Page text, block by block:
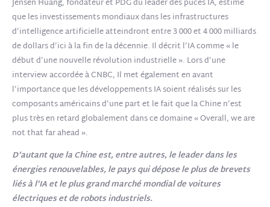
Jensen Huang, fondateur et PDG du leader des puces IA, estime
que les investissements mondiaux dans les infrastructures
d’intelligence artificielle atteindront entre 3 000 et 4 000 milliards
de dollars d’ici à la fin de la décennie. Il décrit l’IA comme « le
début d’une nouvelle révolution industrielle ». Lors d’une
interview accordée à CNBC, Il met également en avant
l’importance que les développements IA soient réalisés sur les
composants américains d’une part et le fait que la Chine n’est
plus très en retard globalement dans ce domaine « Overall, we are
not that far ahead ».
D’autant que la Chine est, entre autres, le leader dans les
énergies renouvelables, le pays qui dépose le plus de brevets
liés à l’IA et le plus grand marché mondial de voitures
électriques et de robots industriels.